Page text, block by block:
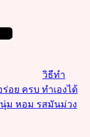
วิธีทำ
อย ครบ ทำเองได้
ม หอม รสมันม่วง